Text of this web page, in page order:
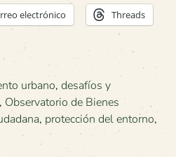
electrónico Threads
urbano, desafíos y
, Observatorio de Bienes
, protección del entorno,